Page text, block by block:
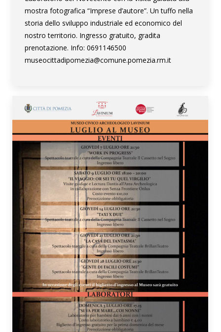
mostra fotografica “Imprese d’autore”. Un tuffo nella
storia dello sviluppo industriale ed economico del
nostro territorio. Ingresso gratuito, gradita
prenotazione. Info: 0691146500
museocittadipomezia@comune.pomezia.rm.it